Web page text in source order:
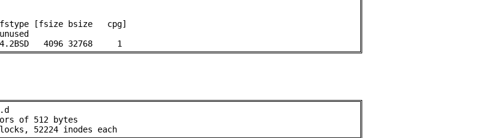
[fsize bsize   cpg]
4096 32768     1
of 512 bytes
52224 inodes each